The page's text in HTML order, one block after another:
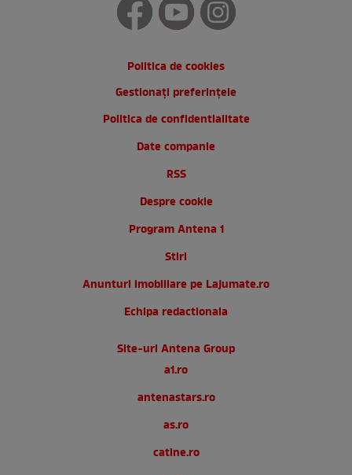
Politica de cookies
Gestionați preferințele
Politica de confidentialitate
Date companie
RSS
Despre cookie
Program Antena 1
Stiri
Anunturi imobiliare pe Lajumate.ro
Echipa redactionala
Site-uri Antena Group
a1.ro
antenastars.ro
as.ro
catine.ro